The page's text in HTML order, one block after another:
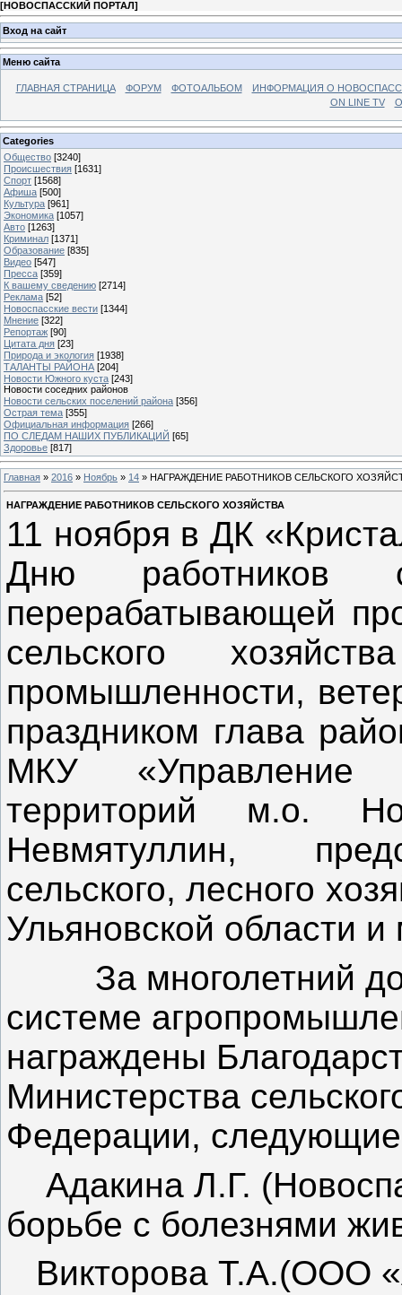
[НОВОСПАССКИЙ ПОРТАЛ]
Вход на сайт
Меню сайта
ГЛАВНАЯ СТРАНИЦА ФОРУМ ФОТОАЛЬБОМ
ИНФОРМАЦИЯ О
ON LINE TV
Categories
Общество [3240]
Происшествия [1631]
Спорт [1568]
Афиша [500]
Культура [961]
Экономика [1057]
Авто [1263]
Криминал [1371]
Образование [835]
Видео [547]
Пресса [359]
К вашему сведению [2714]
Реклама [52]
Новоспасские вести [1344]
Мнение [322]
Репортаж [90]
Цитата дня [23]
Природа и экология [1938]
ТАЛАНТЫ РАЙОНА [204]
Новости Южного куста [243]
Новости соседних районов
Новости сельских поселений района [356]
Острая тема [355]
Официальная информация [266]
ПО СЛЕДАМ НАШИХ ПУБЛИКАЦИЙ [65]
Здоровье [817]
Главная » 2016 » Ноябрь » 14 » НАГРАЖДЕНИЕ РАБОТНИКОВ СЕЛЬСКОГО
НАГРАЖДЕНИЕ РАБОТНИКОВ СЕЛЬСКОГО ХОЗЯЙСТВА
11 ноября в ДК
Дню работников
перерабатывающей
сельского
промышленности,
праздником глава
МКУ «Управление
территорий м.о.
Невмятуллин,
сельского, лесного
Ульяновской области
За многолетний
системе
награждены
Министерства
Федерации, следующие
Адакина Л.Г.
борьбе с болезнями
Викторова Т.А.(ООО